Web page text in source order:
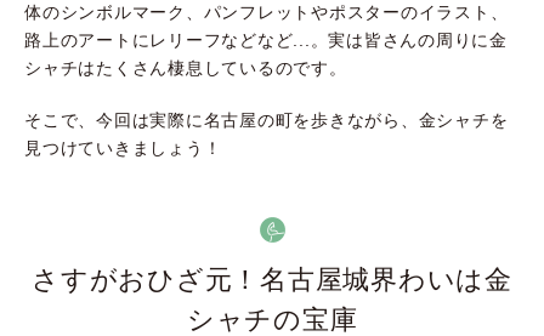
体のシンボルマーク、パンフレットやポスターのイラスト、
路上のアートにレリーフなどなど...。実は皆さんの周りに金
シャチはたくさん棲息しているのです。
そこで、今回は実際に名古屋の町を歩きながら、金シャチを
見つけていきましょう！
さすがおひざ元！名古屋城界わいは金
シャチの宝庫